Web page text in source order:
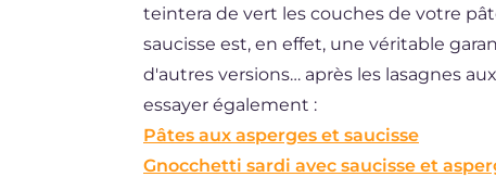
teintera de vert les couches de votre
saucisse est, en effet, une véritable
d'autres versions… après les lasagnes
essayer également :
Pâtes aux asperges et saucisse
Gnocchetti sardi avec saucisse et